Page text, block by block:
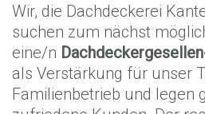
Wir, die Dachdeckerei
suchen zum nächst
eine/n
als Verstärkung für unser
Familienbetrieb und legen